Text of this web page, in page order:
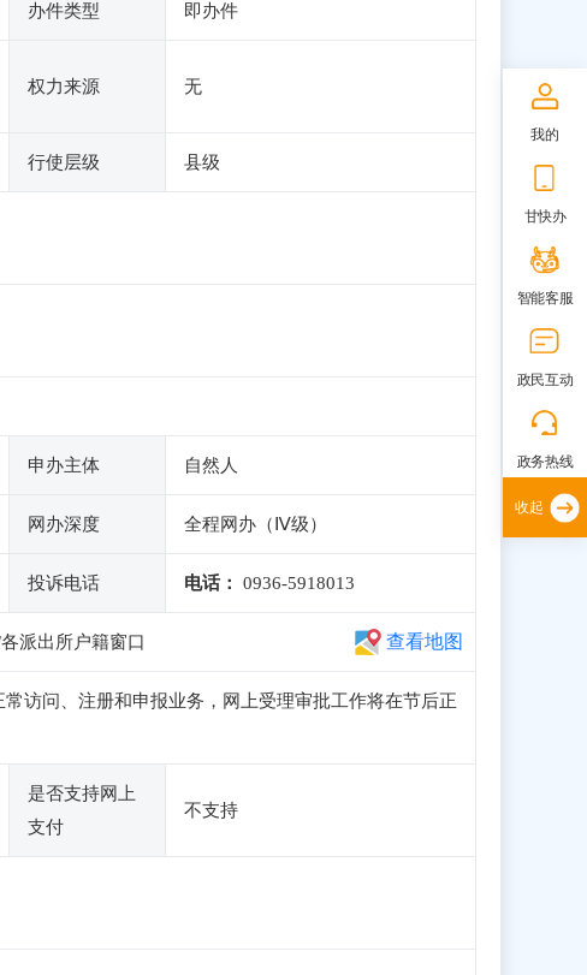
办件类型 即办件
权力来源 无
行使层级 县级
申办主体 自然人
网办深度 全程网办（Ⅳ级）
投诉电话 电话： 0936-5918013
派出所户籍窗口 查看地图
访问、注册和申报业务，网上受理审批工作将在节后正
是否支持网上
支付
不支持
我的
甘快办
智能客服
政民互动
政务热线
收起